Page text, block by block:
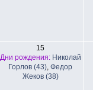
15
Дни рождения: Николай
Горлов (43) ,Федор
Жеков (38)